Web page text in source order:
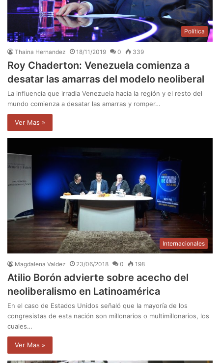
Política
Thaina Hernandez 18/11/2019 0 339
Roy Chaderton: Venezuela comienza a
desatar las amarras del modelo neoliberal
La influencia que irradia Venezuela hacia la región y el resto del
mundo comienza a desatar las amarras y romper…
Ver Mas »
Internacionales
Magdalena Valdez 23/06/2018 0 198
Atilio Borón advierte sobre acecho del
neoliberalismo en Latinoamérica
En el caso de Estados Unidos señaló que la mayoría de los
congresistas de esta nación son millonarios o multimillonarios, los
cuales…
Ver Mas »